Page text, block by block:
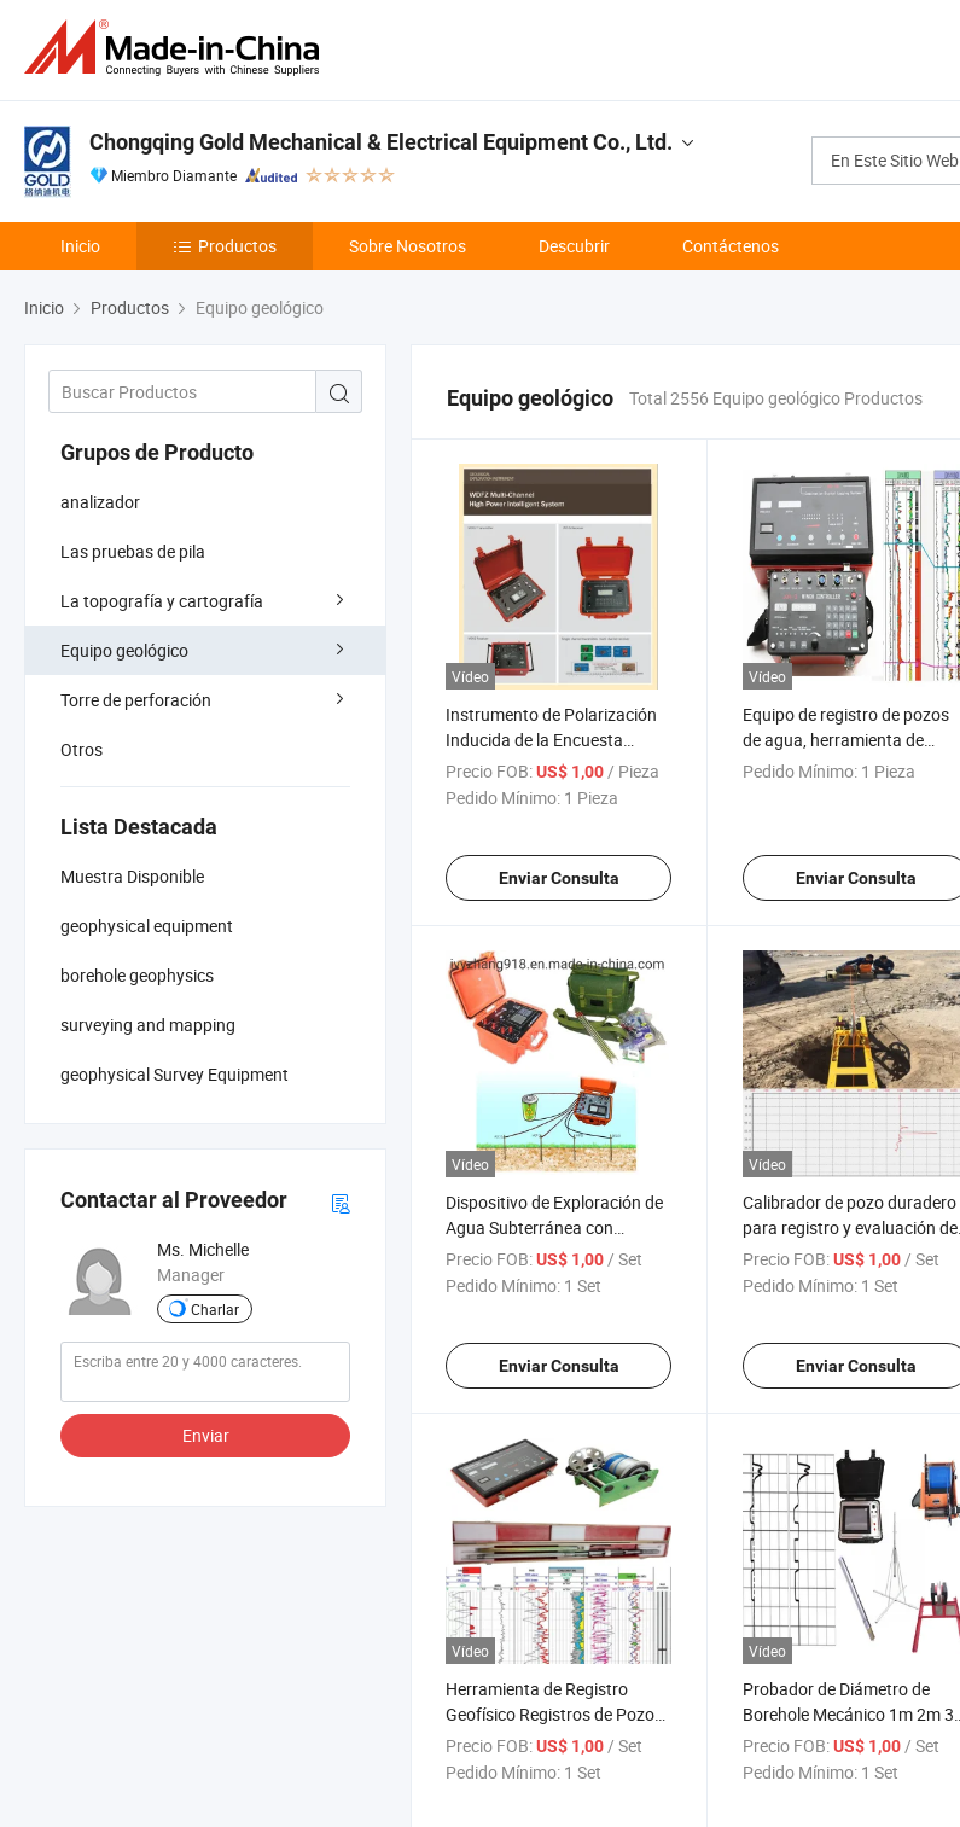
En Este Sitio Web
Chongqing Gold Mechanical & Electrical Equipment Co., Ltd.
Miembro Diamante
Inicio Productos Sobre Nosotros Descubrir Contáctenos
Inicio Productos Equipo geológico
Grupos de Producto
analizador
Las pruebas de pila
La topografía y cartografía
Equipo geológico
Torre de perforación
Otros
Lista Destacada
Muestra Disponible
geophysical equipment
borehole geophysics
surveying and mapping
geophysical Survey Equipment
Contactar al Proveedor
Ms. Michelle
Manager
Charlar
Enviar
Equipo geológico Total 2556 Equipo geológico Productos
Vídeo
Instrumento de Polarización
Inducida de la Encuesta
Geológica, Transmisor de
Polarización Inducida,
Hidrológicos, Equipos
Geofísicos
Precio FOB:US$ 1,00/ Pieza
Pedido Mínimo: 1 Pieza
Enviar Consulta
Vídeo
Equipo de registro de pozos
de agua, herramienta de
registro de pozos, sistema de
de pozos en venta
Pedido Mínimo: 1 Pieza
Enviar Consulta
Vídeo
Dispositivo de Exploración de
Agua Subterránea con
Medidor de Resistividad
Eléctrica 1d Herramientas de
Subterránea
Precio FOB:US$ 1,00 / Set
Pedido Mínimo: 1 Set
Enviar Consulta
Vídeo
Calibrador de pozo duradero
para registro y evaluación de
diámetro
Precio FOB: US$ 1,00 / Set
Pedido Mínimo: 1 Set
Enviar Consulta
Vídeo
Herramienta de Registro
Geofísico Registros de Pozo
Registros de Perforación
Registro de Pozo Abajo del
Precio FOB:US$ 1,00 / Set
Pedido Mínimo: 1 Set
Vídeo
Probador de Diámetro de
Borehole Mecánico 1m 2m 3m
Medición de Calibre de
Borehole Calibre Prueba de
Precio FOB: US$ 1,00 / Set
Pedido Mínimo: 1 Set